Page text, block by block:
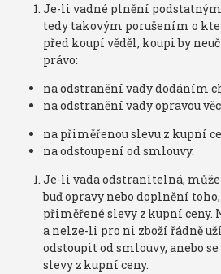
Je-li vadné plnění
tedy takovým porušením o
před koupí věděl, koupi by
právo:
na odstranění vady dodáním
na odstranění vady opravou
na přiměřenou slevu z kupní
na odstoupení od smlouvy.
Je-li vada odstranitelná,
buď opravy nebo doplnění toho,
přiměřené slevy z kupní
a nelze-li pro ni zboží řádně
odstoupit od smlouvy, anebo
slevy z kupní ceny.